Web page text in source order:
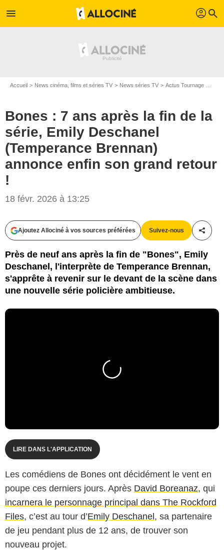
menu profil search
Accueil News cinéma, films et séries TV News séries TV Actus Tournage Séries TV
Bones : 7 ans après la fin de la
série, Emily Deschanel
(Temperance Brennan)
annonce enfin son grand retour
!
18 févr. 2026 à 13:25
Ajoutez Allociné à vos sources préférées Suivez-nous
Près de neuf ans après la fin de "Bones", Emily
Deschanel, l'interprète de Temperance Brennan,
s'apprête à revenir sur le devant de la scène dans
une nouvelle série policière ambitieuse.
LIRE DANS L'APPLICATION
Les comédiens de Bones ont décidément le vent en
poupe ces derniers jours. Après David Boreanaz, qui
incarnera le personnage principal dans The Rockford
Files, c’est au tour d’Emily Deschanel, sa partenaire
de jeu pendant plus de 12 ans, de trouver son
nouveau projet.